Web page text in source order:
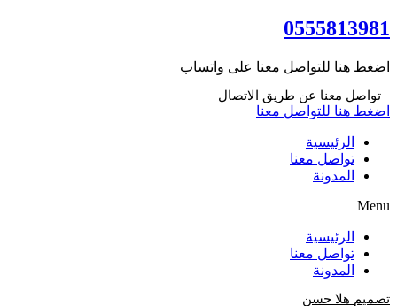
0555813981
اضغط هنا للتواصل معنا على واتساب
تواصل معنا عن طريق الاتصال
اضغط هنا للتواصل معنا
الرئيسية
تواصل معنا
المدونة
Menu
الرئيسية
تواصل معنا
المدونة
تصميم هلا حسن